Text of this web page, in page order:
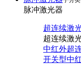
脉冲激光器
超连续激
超连续激
中红外超
开关型中